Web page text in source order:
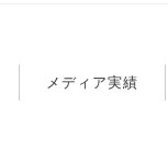
メディア実績